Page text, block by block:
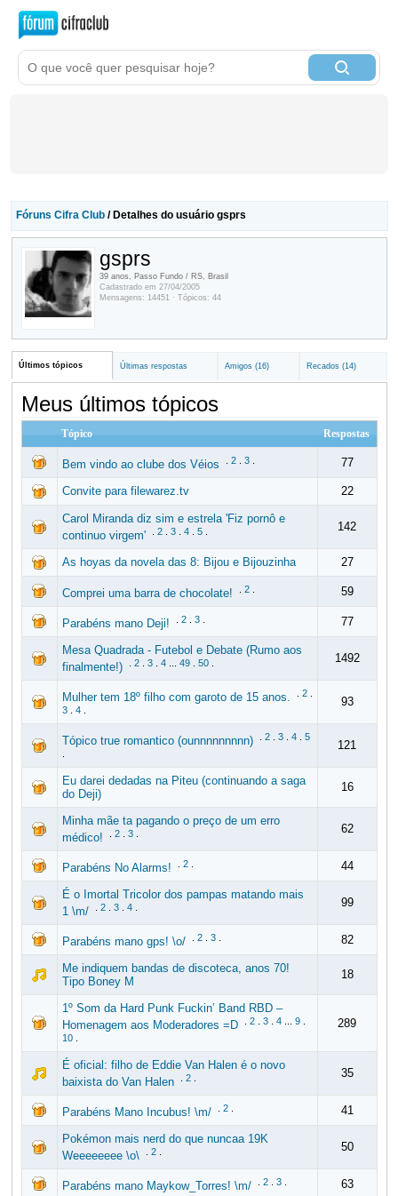
Fóruns Cifra Club/ Detalhes do usuário gsprs
gsprs
39 anos, Passo Fundo / RS, Brasil
Cadastrado em 27/04/2005
Mensagens: 14451 · Tópicos: 44
Últimos tópicos Últimas respostas Amigos (16) Recados (14)
Meus últimos tópicos
Tópico Respostas
Bem vindo ao clube dos Véios 2. 3. 77
Convite para filewarez.tv 22
Carol Miranda diz sim e estrela 'Fiz pornô e
continuo virgem'
2. 3. 4. 5. 142
As hoyas da novela das 8: Bijou e Bijouzinha 27
Comprei uma barra de chocolate! 2. 59
Parabéns mano Deji! 2. 3. 77
Mesa Quadrada - Futebol e Debate (Rumo aos
finalmente!)
2. 3. 4... 49. 50. 1492
Mulher tem 18º filho com garoto de 15 anos. 2.
3. 4.
93
Tópico true romantico (ounnnnnnnnn) 2. 3. 4. 5
121
Eu darei dedadas na Piteu (continuando a saga
do Deji)
16
Minha mãe ta pagando o preço de um erro
médico!
2. 3. 62
Parabéns No Alarms! 2. 44
É o Imortal Tricolor dos pampas matando mais
1 \m/
2. 3. 4. 99
Parabéns mano gps! \o/ 2. 3. 82
Me indiquem bandas de discoteca, anos 70!
Tipo Boney M
18
1º Som da Hard Punk Fuckin’ Band RBD –
Homenagem aos Moderadores =D
2. 3. 4... 9.
10.
289
É oficial: filho de Eddie Van Halen é o novo
baixista do Van Halen
2. 35
Parabéns Mano Incubus! \m/ 2. 41
Pokémon mais nerd do que nuncaa 19K
Weeeeeeee \o\
2. 50
Parabéns mano Maykow_Torres! \m/ 2. 3. 63